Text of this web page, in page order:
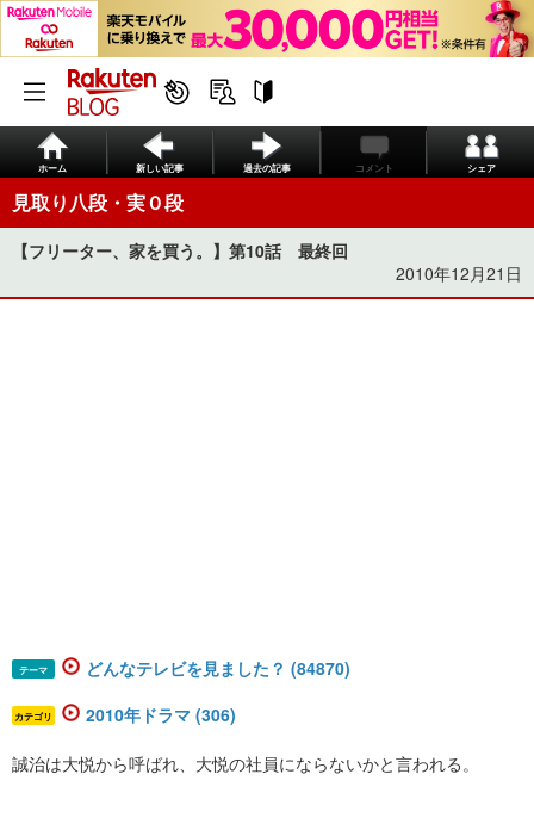
ホーム 新しい記事 過去の記事 コメント シェア
見取り八段・実０段
【フリーター、家を買う。】第10話 最終回
2010年12月21日
テーマ どんなテレビを見ました？ (84870)
カテゴリ 2010年ドラマ (306)
誠治は大悦から呼ばれ、大悦の社員にならないかと言われる。